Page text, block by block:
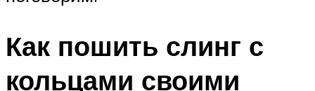
Как пошить слинг с
кольцами своими